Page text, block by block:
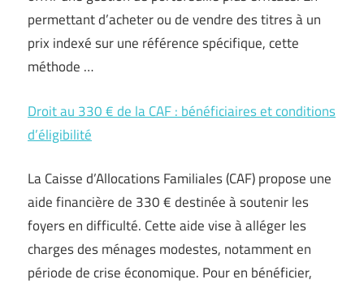
permettant d’acheter ou de vendre des titres à un
prix indexé sur une référence spécifique, cette
méthode …
Droit au 330 € de la CAF : bénéficiaires et conditions
d’éligibilité
La Caisse d’Allocations Familiales (CAF) propose une
aide financière de 330 € destinée à soutenir les
foyers en difficulté. Cette aide vise à alléger les
charges des ménages modestes, notamment en
période de crise économique. Pour en bénéficier,